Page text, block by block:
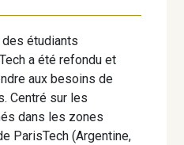
étudiants
a été refondu et
aux besoins de
Centré sur les
dans les zones
ParisTech (Argentine,